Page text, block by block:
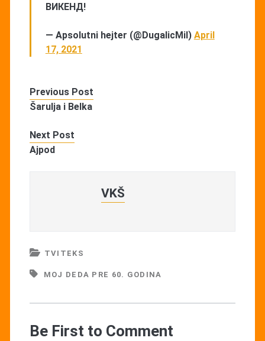
ВИКЕНД!
— Apsolutni hejter (@DugalicMil) April
17, 2021
Previous Post
Šarulja i Belka
Next Post
Ajpod
VKŠ
TVITEKS
MOJ DEDA PRE 60. GODINA
Be First to Comment